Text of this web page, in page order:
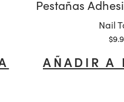
Pestañas
Nail
AÑADIR A